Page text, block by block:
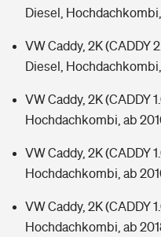
Diesel,
VW Caddy, 2K (CADDY
Diesel,
VW Caddy, 2K (CADDY
Hochdachkombi, ab
VW Caddy, 2K (CADDY
Hochdachkombi, ab
VW Caddy, 2K (CADDY
Hochdachkombi, ab